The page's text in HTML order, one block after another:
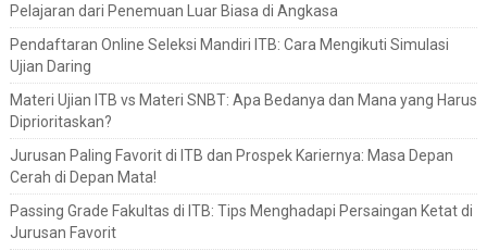
Pelajaran dari Penemuan Luar Biasa di Angkasa
Pendaftaran Online Seleksi Mandiri ITB: Cara Mengikuti Simulasi
Ujian Daring
Materi Ujian ITB vs Materi SNBT: Apa Bedanya dan Mana yang Harus
Diprioritaskan?
Jurusan Paling Favorit di ITB dan Prospek Kariernya: Masa Depan
Cerah di Depan Mata!
Passing Grade Fakultas di ITB: Tips Menghadapi Persaingan Ketat di
Jurusan Favorit